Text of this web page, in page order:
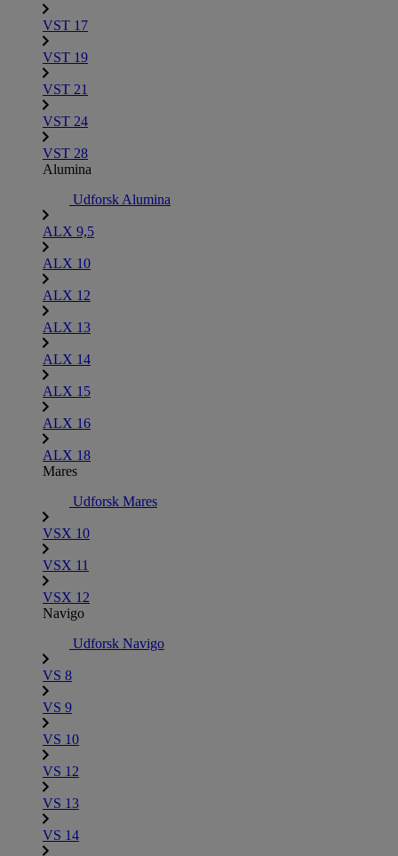
VST 17
VST 19
VST 21
VST 24
VST 28
Alumina
Udforsk Alumina
ALX 9,5
ALX 10
ALX 12
ALX 13
ALX 14
ALX 15
ALX 16
ALX 18
Mares
Udforsk Mares
VSX 10
VSX 11
VSX 12
Navigo
Udforsk Navigo
VS 8
VS 9
VS 10
VS 12
VS 13
VS 14